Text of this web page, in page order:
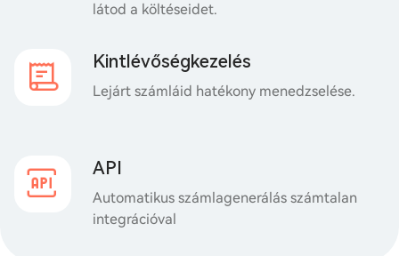
látod a költéseidet.
Kintlévőségkezelés
Lejárt számláid hatékony menedzselése.
API
Automatikus számlagenerálás számtalan
integrációval